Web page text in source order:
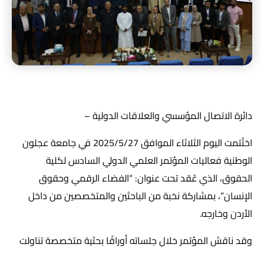
دائرة الاتصال المؤسسي والعلاقات الدولية –
اختُتمت اليوم الثلاثاء الموافق 2025/5/27 في جامعة عجلون
الوطنية فعاليات المؤتمر العلمي الدولي السادس لكلية
الحقوق، الذي عُقد تحت عنوان: “الفضاء الرقمي وحقوق
الإنسان”، بمشاركة نخبة من الباحثين والمتخصصين من داخل
الأردن وخارجه.
وقد ناقش المؤتمر خلال جلساته أوراقًا بحثية متخصصة تناولت